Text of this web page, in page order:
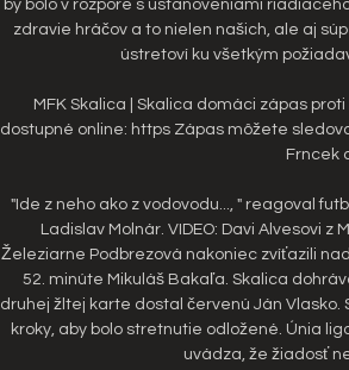
by bolo v rozpore s ustanoveniami
zdravie hráčov a to nielen našich, ale aj
ústretoví ku všetkým
MFK Skalica | Skalica domáci zápas
dostupné online: https Zápas môžete
Frncek
"Ide z neho ako z vodovodu..., " reagoval
Ladislav Molnár. VIDEO: Davi Alvesovi z
Železiarne Podbrezová nakoniec zvíťazili
52. minúte Mikuláš Bakaľa. Skalica
druhej žltej karte dostal červenú Ján
kroky, aby bolo stretnutie odložené. Únia
uvádza, že žiadosť